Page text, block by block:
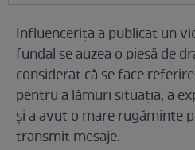
Influencerița a publicat un
fundal se auzea o piesă de
considerat că se face
pentru a lămuri situația, a
și a avut o mare rugăminte
transmit mesaje.